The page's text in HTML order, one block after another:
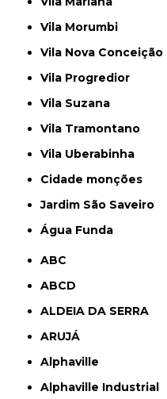
Vila Morumbi
Vila Nova Conceição
Vila Progredior
Vila Suzana
Vila Tramontano
Vila Uberabinha
cidade monções
jardim São Saveiro
Água Funda
ABC
ABCD
ALDEIA DA SERRA
ARUJÁ
Alphaville
Alphaville Industrial